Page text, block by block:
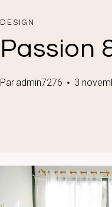
DESIGN
Passion
Par admin7276 3